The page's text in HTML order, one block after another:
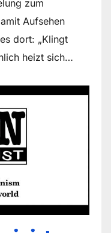
zum
Aufsehen
dort: „Klingt
heizt sich…